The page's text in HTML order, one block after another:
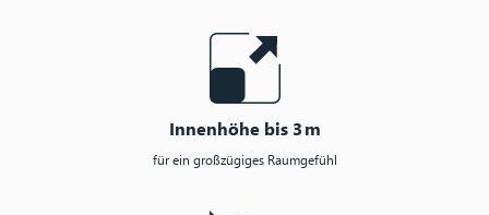
Innenhöhe bis 3 m
für ein großzügiges Raumgefühl